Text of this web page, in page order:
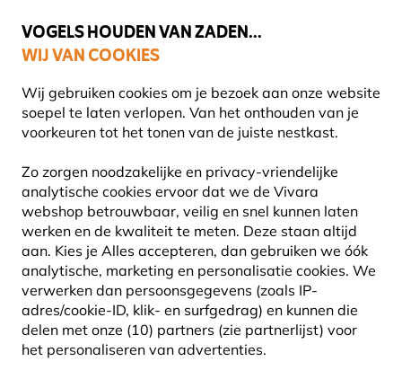
VOGELS HOUDEN VAN ZADEN...
WIJ VAN COOKIES
Wij gebruiken cookies om je bezoek aan onze website
soepel te laten verlopen. Van het onthouden van je
voorkeuren tot het tonen van de juiste nestkast.
Zo zorgen noodzakelijke en privacy-vriendelijke
analytische cookies ervoor dat we de Vivara
webshop betrouwbaar, veilig en snel kunnen laten
werken en de kwaliteit te meten. Deze staan altijd
aan. Kies je Alles accepteren, dan gebruiken we óók
analytische, marketing en personalisatie cookies. We
verwerken dan persoonsgegevens (zoals IP-
adres/cookie-ID, klik- en surfgedrag) en kunnen die
delen met onze (10) partners (zie partnerlijst) voor
het personaliseren van advertenties.
Uitstekend beoordeeld in 11 landen
ORANJE ZANDOOGJE
30 September
2024
INSECTEN
DIERSOORTEN
VLINDERS